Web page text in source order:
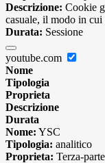
Descrizione: Cookie
casuale, il modo in cui
Durata: Sessione
youtube.com
Nome
Tipologia
Proprieta
Descrizione
Durata
Nome: YSC
Tipologia: analitico
Proprieta: Terza-parte